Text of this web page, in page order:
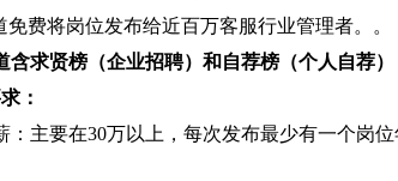
免费将岗位发布给近百万客服行业管理者。。
含求贤榜（企业招聘）和自荐榜（个人自荐）
：
：主要在30万以上，每次发布最少有一个岗